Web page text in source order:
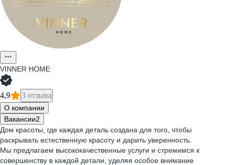
VINNER HOME
4,9 3 отзыва
О компании
Вакансии2
Дом красоты, где каждая деталь создана для того, чтобы
раскрывать естественную красоту и дарить уверенность.
Мы предлагаем высококачественные услуги и стремимся к
совершенству в каждой детали, уделяя особое внимание